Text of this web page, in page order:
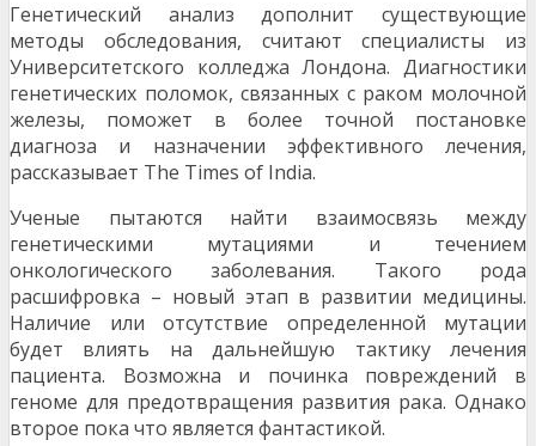
Генетический анализ дополнит существующие
методы обследования, считают специалисты из
Университетского колледжа Лондона. Диагностики
генетических поломок, связанных с раком молочной
железы, поможет в более точной постановке
диагноза и назначении эффективного лечения,
рассказывает The Times of India.
Ученые пытаются найти взаимосвязь между
генетическими мутациями и течением
онкологического заболевания. Такого рода
расшифровка – новый этап в развитии медицины.
Наличие или отсутствие определенной мутации
будет влиять на дальнейшую тактику лечения
пациента. Возможна и починка повреждений в
геноме для предотвращения развития рака. Однако
второе пока что является фантастикой.